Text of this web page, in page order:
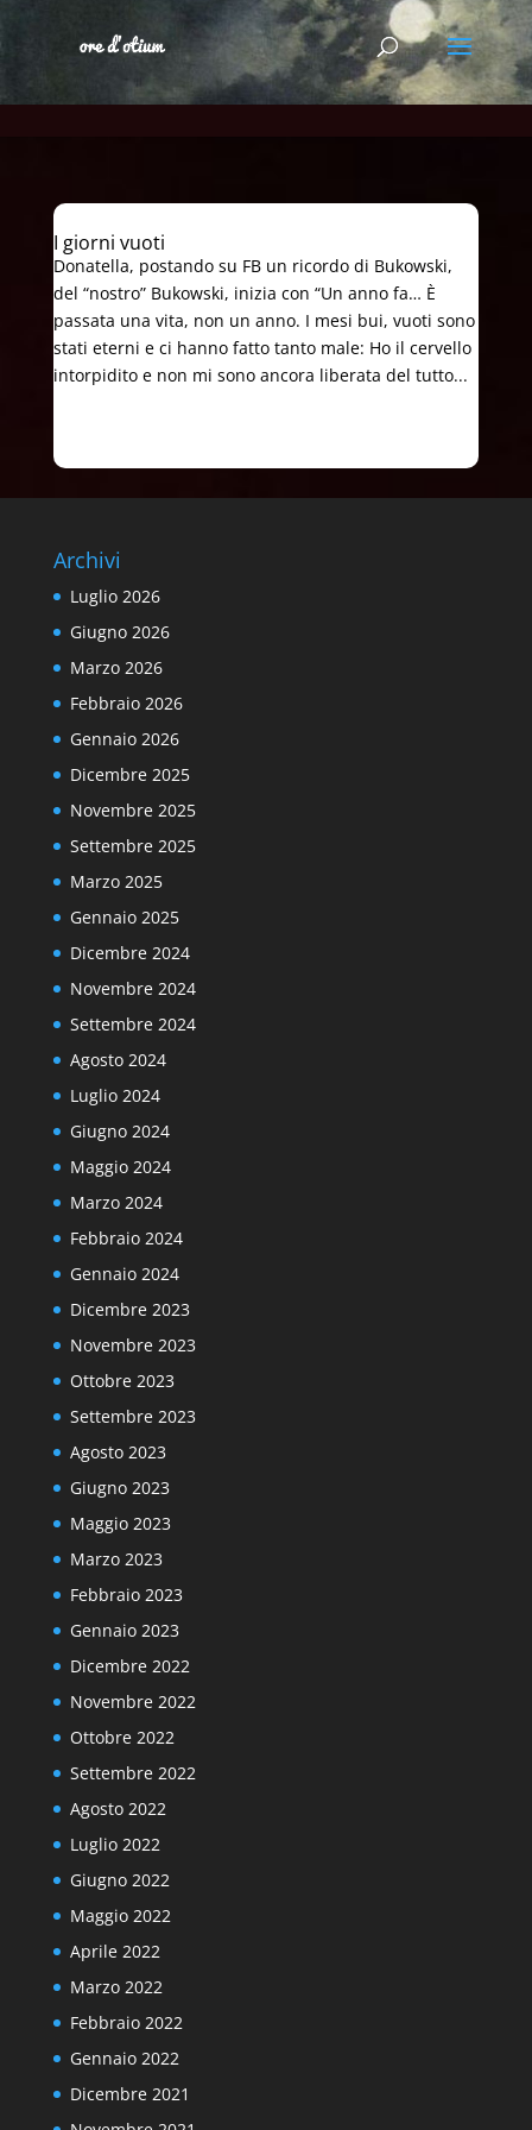
I giorni vuoti
Donatella, postando su FB un ricordo di Bukowski,
del “nostro” Bukowski, inizia con “Un anno fa… È
passata una vita, non un anno. I mesi bui, vuoti sono
stati eterni e ci hanno fatto tanto male: Ho il cervello
intorpidito e non mi sono ancora liberata del tutto...
Archivi
Luglio 2026
Giugno 2026
Marzo 2026
Febbraio 2026
Gennaio 2026
Dicembre 2025
Novembre 2025
Settembre 2025
Marzo 2025
Gennaio 2025
Dicembre 2024
Novembre 2024
Settembre 2024
Agosto 2024
Luglio 2024
Giugno 2024
Maggio 2024
Marzo 2024
Febbraio 2024
Gennaio 2024
Dicembre 2023
Novembre 2023
Ottobre 2023
Settembre 2023
Agosto 2023
Giugno 2023
Maggio 2023
Marzo 2023
Febbraio 2023
Gennaio 2023
Dicembre 2022
Novembre 2022
Ottobre 2022
Settembre 2022
Agosto 2022
Luglio 2022
Giugno 2022
Maggio 2022
Aprile 2022
Marzo 2022
Febbraio 2022
Gennaio 2022
Dicembre 2021